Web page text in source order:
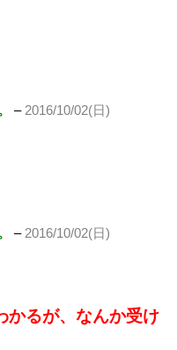
–2016/10/02(日)
–2016/10/02(日)
かるが、なんか受け